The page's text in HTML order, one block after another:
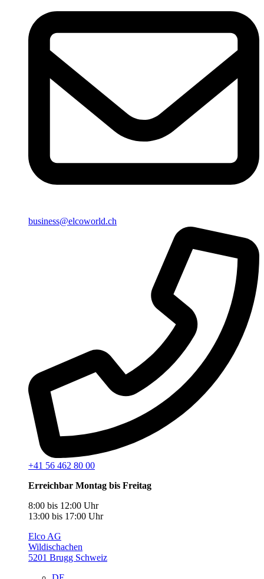
business@elcoworld.ch
+41 56 462 80 00
Erreichbar Montag bis Freitag
8:00 bis 12:00 Uhr
13:00 bis 17:00 Uhr
Elco AG
Wildischachen
5201 Brugg Schweiz